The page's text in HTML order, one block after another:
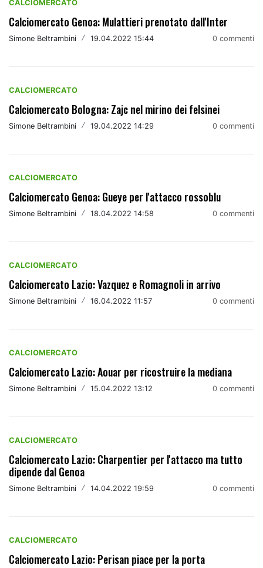
CALCIOMERCATO
Calciomercato Genoa: Mulattieri prenotato dall'Inter
Simone Beltrambini / 19.04.2022 15:44 0 commenti
CALCIOMERCATO
Calciomercato Bologna: Zajc nel mirino dei felsinei
Simone Beltrambini / 19.04.2022 14:29 0 commenti
CALCIOMERCATO
Calciomercato Genoa: Gueye per l'attacco rossoblu
Simone Beltrambini / 18.04.2022 14:58 0 commenti
CALCIOMERCATO
Calciomercato Lazio: Vazquez e Romagnoli in arrivo
Simone Beltrambini / 16.04.2022 11:57 0 commenti
CALCIOMERCATO
Calciomercato Lazio: Aouar per ricostruire la mediana
Simone Beltrambini / 15.04.2022 13:12 0 commenti
CALCIOMERCATO
Calciomercato Lazio: Charpentier per l'attacco ma tutto
dipende dal Genoa
Simone Beltrambini / 14.04.2022 19:59 0 commenti
CALCIOMERCATO
Calciomercato Lazio: Perisan piace per la porta